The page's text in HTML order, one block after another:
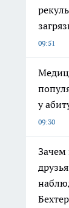
09:51
у
09:30
Зачем